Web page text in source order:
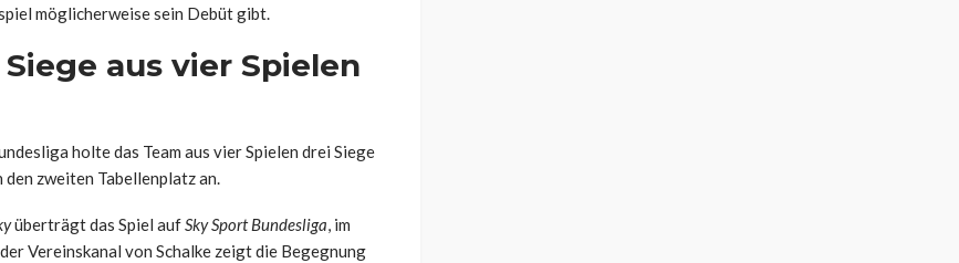
möglicherweise sein Debüt gibt.
aus vier Spielen
holte das Team aus vier Spielen drei Siege
zweiten Tabellenplatz an.
überträgt das Spiel aufSky Sport Bundesliga, im
Vereinskanal von Schalke zeigt die Begegnung